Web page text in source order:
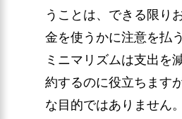
うことは、できる限り
金を使うかに注意を払
ミニマリズムは支出を
約するのに役立ちます
な目的ではありません